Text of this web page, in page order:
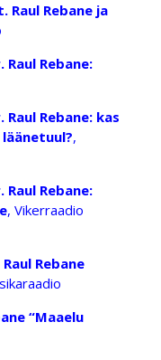
Rebane ja
Rebane:
Rebane: kas
,
Rebane:
, Vikerraadio
Rebane
“Maaelu